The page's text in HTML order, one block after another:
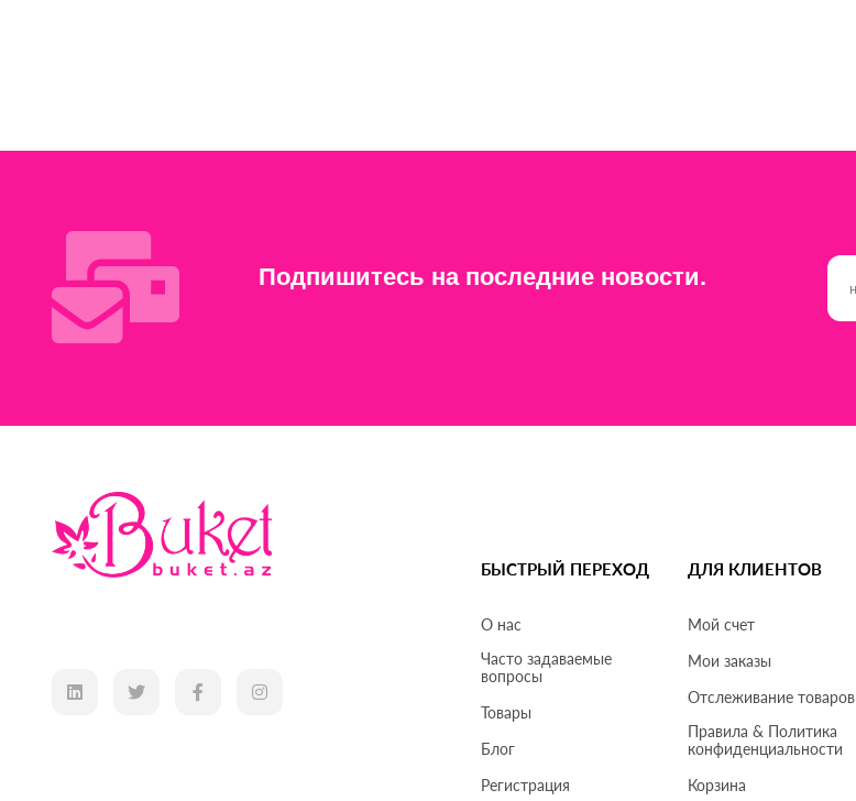
Подпишитесь на последние новости.
БЫСТРЫЙ ПЕРЕХОД
О нас
Часто задаваемые
вопросы
Товары
Блог
Регистрация
ДЛЯ КЛИЕНТОВ
Мой счет
Мои заказы
Отслеживание товаров
Правила & Политика
конфиденциальности
Корзина